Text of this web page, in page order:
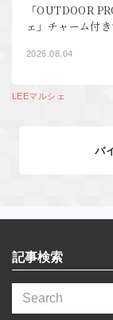
「OUTDOOR
ェ」チャーム付
2026.08.04
LEEマルシェ
バ
記事検索